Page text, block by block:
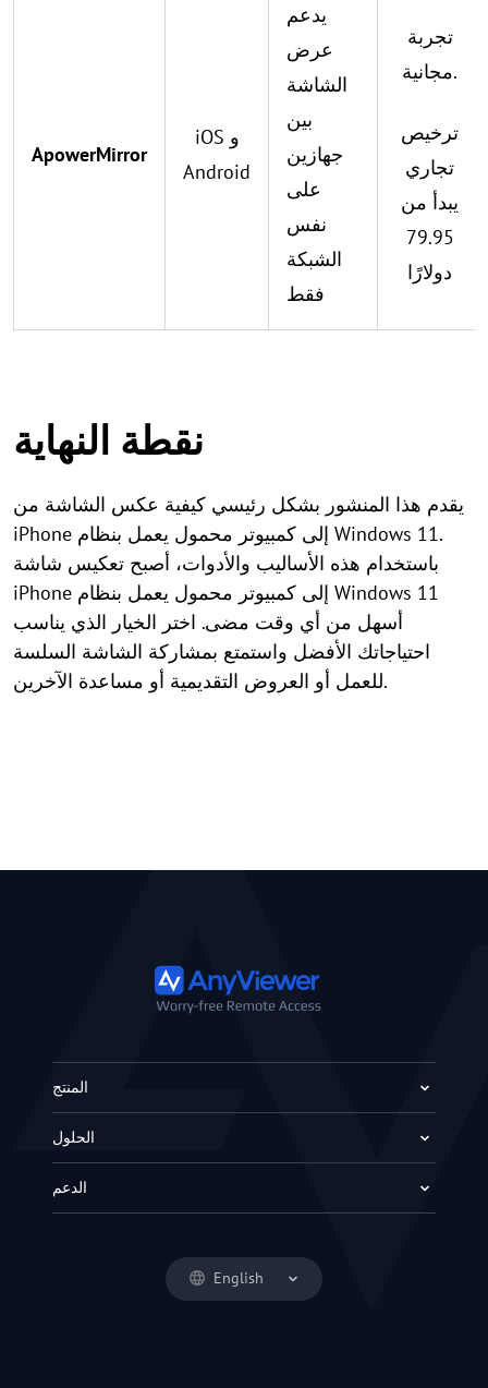
ApowerMirror
iOS و
Android
يدعم
عرض
الشاشة
بين
جهازين
على
نفس
الشبكة
فقط
تجربة
مجانية.
ترخيص
تجاري
يبدأ من
79.95
دولارًا
نقطة النهاية
يقدم هذا المنشور بشكل رئيسي كيفية عكس الشاشة من
iPhone إلى كمبيوتر محمول يعمل بنظام Windows 11.
باستخدام هذه الأساليب والأدوات، أصبح تعكيس شاشة
iPhone إلى كمبيوتر محمول يعمل بنظام Windows 11
أسهل من أي وقت مضى. اختر الخيار الذي يناسب
احتياجاتك الأفضل واستمتع بمشاركة الشاشة السلسة
للعمل أو العروض التقديمية أو مساعدة الآخرين.
English
المنتج
الحلول
الدعم